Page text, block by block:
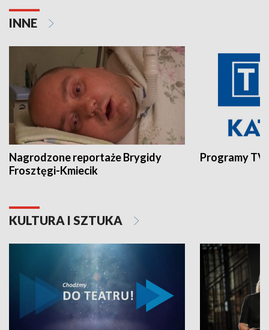
INNE
Nagrodzone reportaże Brygidy
Frosztęgi-Kmiecik
Programy
KULTURA I SZTUKA